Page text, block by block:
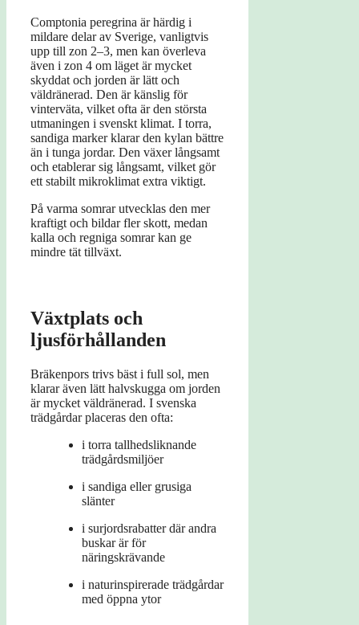
Comptonia peregrina är härdig i
mildare delar av Sverige, vanligtvis
upp till zon 2–3, men kan överleva
även i zon 4 om läget är mycket
skyddat och jorden är lätt och
väldränerad. Den är känslig för
vinterväta, vilket ofta är den största
utmaningen i svenskt klimat. I torra,
sandiga marker klarar den kylan bättre
än i tunga jordar. Den växer långsamt
och etablerar sig långsamt, vilket gör
ett stabilt mikroklimat extra viktigt.
På varma somrar utvecklas den mer
kraftigt och bildar fler skott, medan
kalla och regniga somrar kan ge
mindre tät tillväxt.
Växtplats och
ljusförhållanden
Bräkenpors trivs bäst i full sol, men
klarar även lätt halvskugga om jorden
är mycket väldränerad. I svenska
trädgårdar placeras den ofta:
i torra tallhedsliknande
trädgårdsmiljöer
i sandiga eller grusiga
slänter
i surjordsrabatter där andra
buskar är för
näringskrävande
i naturinspirerade trädgårdar
med öppna ytor